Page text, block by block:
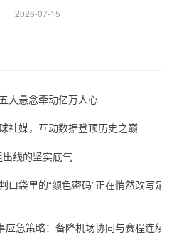
2026-07-15
大悬念牵动亿万人心
社媒，互动数据登顶历史之巅
线的坚实底气
口袋里的“颜色密码”正在悄然改写足球
应急策略：备降机场协同与赛程连续性